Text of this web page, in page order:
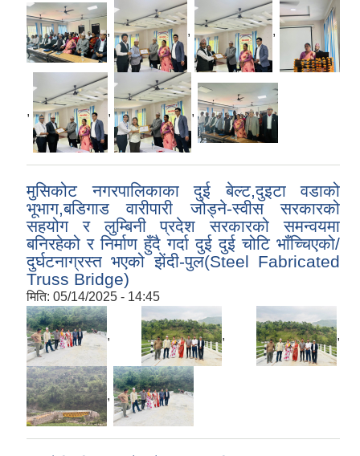
, , ,
, , ,
मुसिकोट नगरपालिकाका दुई बेल्ट,दुइटा वडाको
भूभाग,बडिगाड वारीपारी जोड्ने-स्वीस सरकारको
सहयोग र लुम्बिनी प्रदेश सरकारको समन्वयमा
बनिरहेको र निर्माण हुँदै गर्दा दुई दुई चोटि भाँच्चिएको/
दुर्घटनाग्रस्त भएको झेंदी-पुल(Steel Fabricated
Truss Bridge)
मिति: 05/14/2025 - 14:45
, , ,
,